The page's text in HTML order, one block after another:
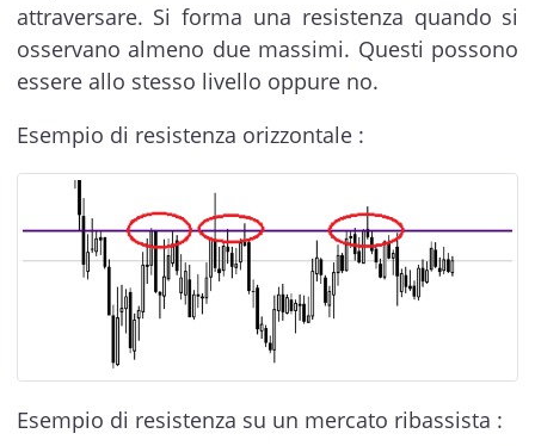
attraversare. Si forma una resistenza quando si
osservano almeno due massimi. Questi possono
essere allo stesso livello oppure no.
Esempio di resistenza orizzontale :
Esempio di resistenza su un mercato ribassista :